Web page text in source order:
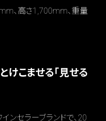
、高さ1,700mm、重量
けこませる「見せる
ンセラーブランドで、20